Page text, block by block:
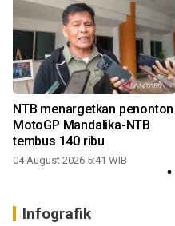
NTB menargetkan penonton
MotoGP Mandalika-NTB
tembus 140 ribu
04 August 2026 5:41 WIB
Infografik